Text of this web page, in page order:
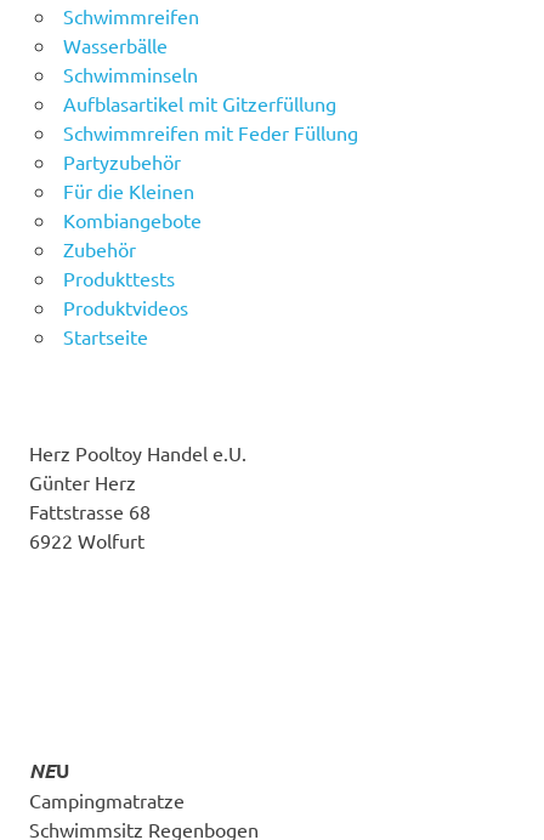
Schwimmreifen
Wasserbälle
Schwimminseln
Aufblasartikel mit Gitzerfüllung
Schwimmreifen mit Feder Füllung
Partyzubehör
Für die Kleinen
Kombiangebote
Zubehör
Produkttests
Produktvideos
Startseite
Herz Pooltoy Handel e.U.
Günter Herz
Fattstrasse 68
6922 Wolfurt
NEU
Campingmatratze
Schwimmsitz Regenbogen